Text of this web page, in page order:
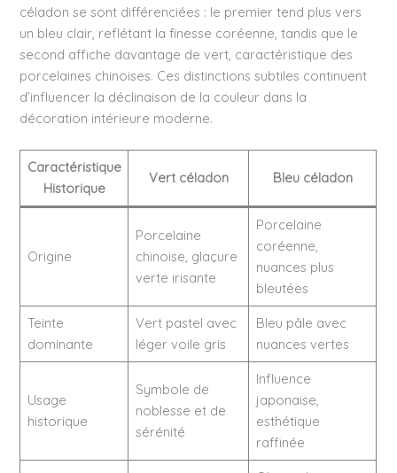
céladon se sont différenciées : le premier tend plus vers
un bleu clair, reflétant la finesse coréenne, tandis que le
second affiche davantage de vert, caractéristique des
porcelaines chinoises. Ces distinctions subtiles continuent
d’influencer la déclinaison de la couleur dans la
décoration intérieure moderne.
Caractéristique
Historique
Vert céladon Bleu céladon
Origine
Porcelaine
chinoise, glaçure
verte irisante
Porcelaine
coréenne,
nuances plus
bleutées
Teinte
dominante
Vert pastel avec
léger voile gris
Bleu pâle avec
nuances vertes
Usage
historique
Symbole de
noblesse et de
sérénité
Influence
japonaise,
esthétique
raffinée